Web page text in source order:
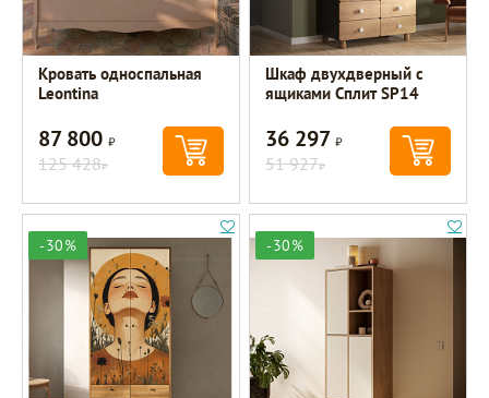
Кровать односпальная
Leontina
87 800Р
125 428Р
Шкаф двухдверный с
ящиками Сплит SP14
36 297Р
51 927Р
-30% -30%